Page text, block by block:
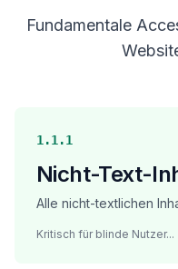
Fundamentale
1.1.1
Nicht-Text-
Alle nicht-textlichen
Kritisch für blinde Nutzer...